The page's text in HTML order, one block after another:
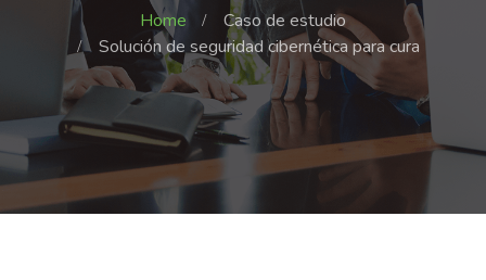
Home
Caso de estudio
Solución de seguridad cibernética para cura